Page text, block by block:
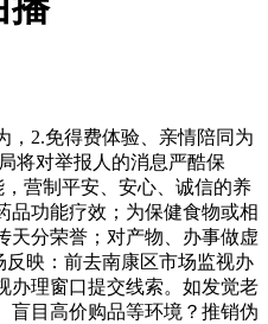
2.免得费体验、亲情陪同为
将对举报人的消息严酷保
营制平安、安心、诚信的养
品功能疗效；为保健食物或相
天分荣誉；对产物、办事做虚
映：前去南康区市场监视办
办理窗口提交线索。如发觉老
盲目高价购品等环境？推销伪